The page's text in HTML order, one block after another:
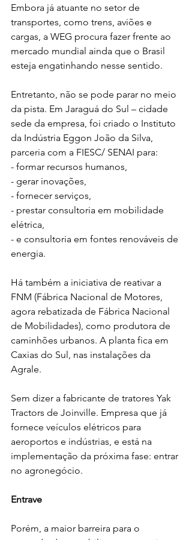
Embora já atuante no setor de
transportes, como trens, aviões e
cargas, a WEG procura fazer frente ao
mercado mundial ainda que o Brasil
esteja engatinhando nesse sentido.
Entretanto, não se pode parar no meio
da pista. Em Jaraguá do Sul – cidade
sede da empresa, foi criado o Instituto
da Indústria Eggon João da Silva,
parceria com a FIESC/ SENAI para:
- formar recursos humanos,
- gerar inovações,
- fornecer serviços,
- prestar consultoria em mobilidade
elétrica,
- e consultoria em fontes renováveis de
energia.
Há também a iniciativa de reativar a
FNM (Fábrica Nacional de Motores,
agora rebatizada de Fábrica Nacional
de Mobilidades), como produtora de
caminhões urbanos. A planta fica em
Caxias do Sul, nas instalações da
Agrale.
Sem dizer a fabricante de tratores Yak
Tractors de Joinville. Empresa que já
fornece veículos elétricos para
aeroportos e indústrias, e está na
implementação da próxima fase: entrar
no agronegócio.
Entrave
Porém, a maior barreira para o